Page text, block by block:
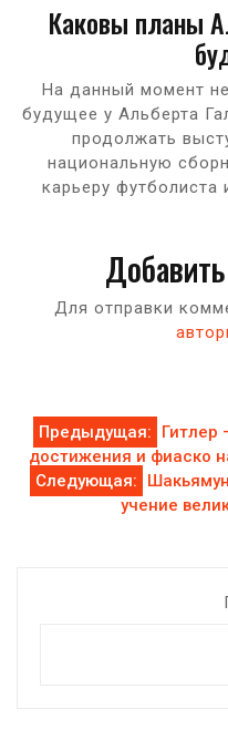
Каковы планы
На данный момент
будущее у Альберта
продолжать
национальную
карьеру футболиста
Для отправки
Навигация
по
записям
Предыдущая:
Гитлер
достижения и фиаско
Следующая:
учение